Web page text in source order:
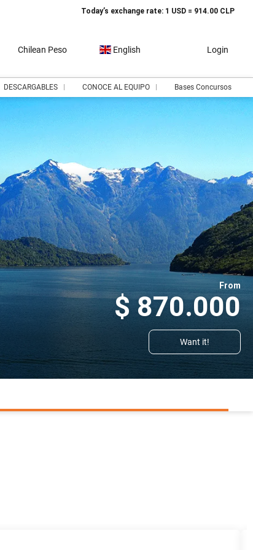
Today’s exchange rate: 1 USD = 914.00 CLP
Chilean Peso English Login
DESCARGABLES CONOCE AL EQUIPO Bases Concursos
From
$ 870.000
Want it!